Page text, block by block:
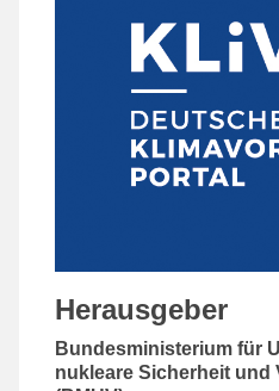
Herausgeber
Bundesministerium für
nukleare Sicherheit und